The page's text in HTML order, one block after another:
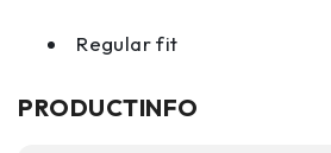
Regular fit
PRODUCTINFO